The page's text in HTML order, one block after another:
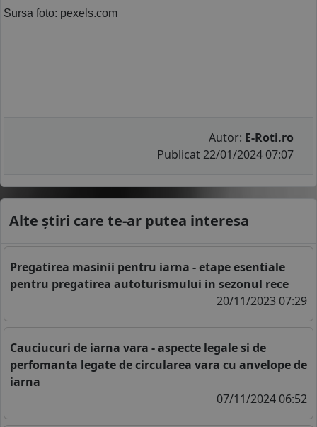
Sursa foto: pexels.com
Autor: E-Roti.ro
Publicat 22/01/2024 07:07
Alte știri care te-ar putea interesa
Pregatirea masinii pentru iarna - etape esentiale
pentru pregatirea autoturismului in sezonul rece
20/11/2023 07:29
Cauciucuri de iarna vara - aspecte legale si de
perfomanta legate de circularea vara cu anvelope de
iarna
07/11/2024 06:52